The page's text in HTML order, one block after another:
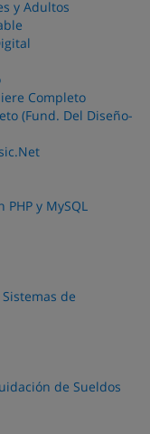
y Adultos
Completo
(Fund. Del Diseño-
y MySQL
de
de Sueldos